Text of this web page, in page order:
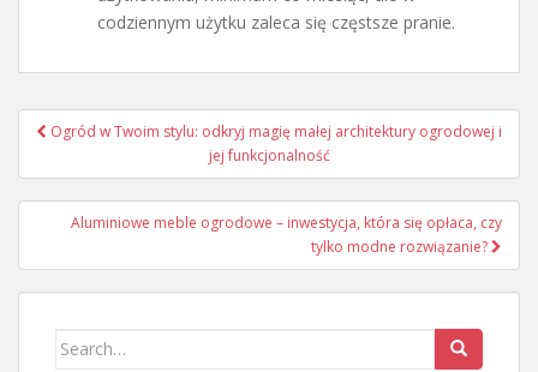
codziennym użytku zaleca się częstsze pranie.
Nawigacja
Ogród w Twoim stylu: odkryj magię małej architektury ogrodowej i
jej funkcjonalność
Aluminiowe meble ogrodowe – inwestycja, która się opłaca, czy
tylko modne rozwiązanie?
Search